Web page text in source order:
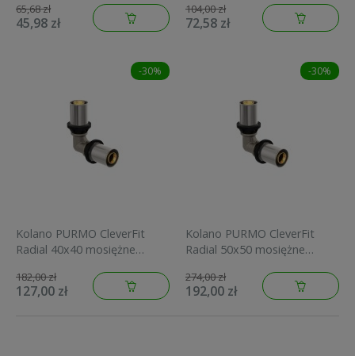
65,68 zł
45,98 zł
104,00 zł
72,58 zł
-30%
Kolano PURMO CleverFit
Radial 40x40 mosiężne
182,00 zł
127,00 zł
-30%
Kolano PURMO CleverFit
Radial 50x50 mosiężne
274,00 zł
192,00 zł